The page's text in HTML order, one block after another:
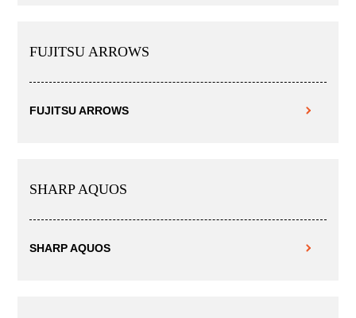
FUJITSU ARROWS
FUJITSU ARROWS
SHARP AQUOS
SHARP AQUOS